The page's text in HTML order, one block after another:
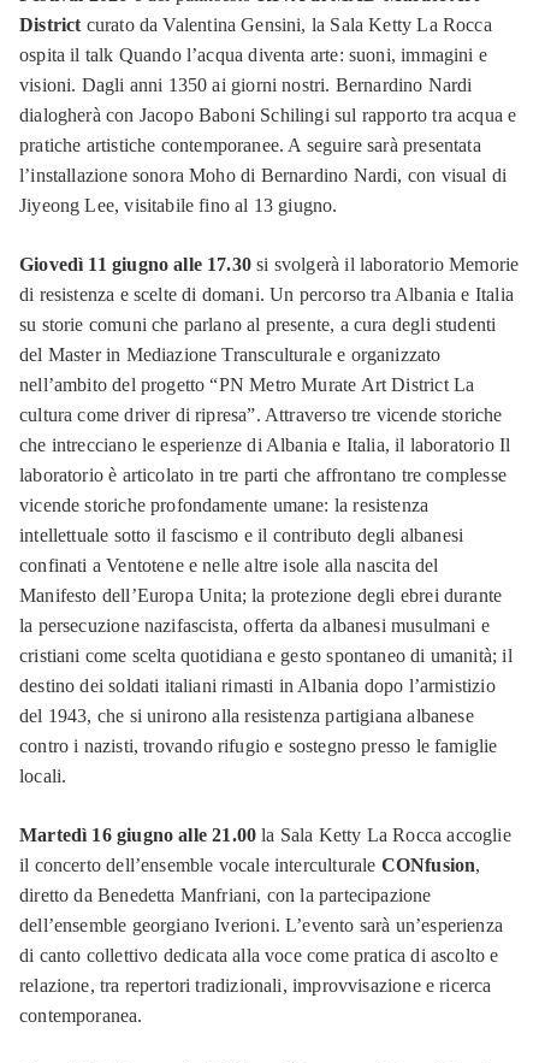
District curato da Valentina Gensini, la Sala Ketty La Rocca
ospita il talk Quando l’acqua diventa arte: suoni, immagini e
visioni. Dagli anni 1350 ai giorni nostri. Bernardino Nardi
dialogherà con Jacopo Baboni Schilingi sul rapporto tra acqua e
pratiche artistiche contemporanee. A seguire sarà presentata
l’installazione sonora Moho di Bernardino Nardi, con visual di
Jiyeong Lee, visitabile fino al 13 giugno.
Giovedì 11 giugno alle 17.30 si svolgerà il laboratorio Memorie
di resistenza e scelte di domani. Un percorso tra Albania e Italia
su storie comuni che parlano al presente, a cura degli studenti
del Master in Mediazione Transculturale e organizzato
nell’ambito del progetto “PN Metro Murate Art District La
cultura come driver di ripresa”. Attraverso tre vicende storiche
che intrecciano le esperienze di Albania e Italia, il laboratorio Il
laboratorio è articolato in tre parti che affrontano tre complesse
vicende storiche profondamente umane: la resistenza
intellettuale sotto il fascismo e il contributo degli albanesi
confinati a Ventotene e nelle altre isole alla nascita del
Manifesto dell’Europa Unita; la protezione degli ebrei durante
la persecuzione nazifascista, offerta da albanesi musulmani e
cristiani come scelta quotidiana e gesto spontaneo di umanità; il
destino dei soldati italiani rimasti in Albania dopo l’armistizio
del 1943, che si unirono alla resistenza partigiana albanese
contro i nazisti, trovando rifugio e sostegno presso le famiglie
locali.
Martedì 16 giugno alle 21.00 la Sala Ketty La Rocca accoglie
il concerto dell’ensemble vocale interculturale CONfusion,
diretto da Benedetta Manfriani, con la partecipazione
dell’ensemble georgiano Iverioni. L’evento sarà un’esperienza
di canto collettivo dedicata alla voce come pratica di ascolto e
relazione, tra repertori tradizionali, improvvisazione e ricerca
contemporanea.